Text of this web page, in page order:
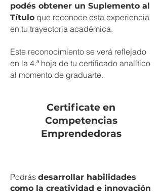
podés obtener un Suplemento al
Título que reconoce esta experiencia
en tu trayectoria académica.
Este reconocimiento se verá reflejado
en la 4.ª hoja de tu certificado analítico
al momento de graduarte.
Certificate en
Competencias
Emprendedoras
Podrás desarrollar habilidades
como la creatividad e innovación